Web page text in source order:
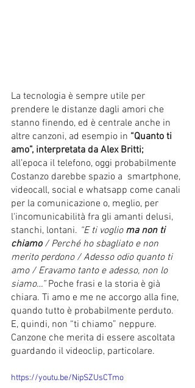
La tecnologia è sempre utile per
prendere le distanze dagli amori che
stanno finendo, ed è centrale anche in
altre canzoni, ad esempio in “Quanto ti
amo”, interpretata da Alex Britti;
all’epoca il telefono, oggi probabilmente
Costanzo darebbe spazio a  smartphone,
videocall, social e whatsapp come canali
per la comunicazione o, meglio, per
l'incomunicabilità fra gli amanti delusi,
stanchi, lontani. “E ti voglio ma non ti
chiamo / Perché ho sbagliato e non
merito perdono / Adesso odio quanto ti
amo / Eravamo tanto e adesso, non lo
siamo…” Poche frasi e la storia è già
chiara. Ti amo e me ne accorgo alla fine,
quando tutto è probabilmente perduto.
E, quindi, non “ti chiamo” neppure.
Canzone che merita di essere ascoltata
guardando il videoclip, particolare.
https://youtu.be/NipSZUsCTmo